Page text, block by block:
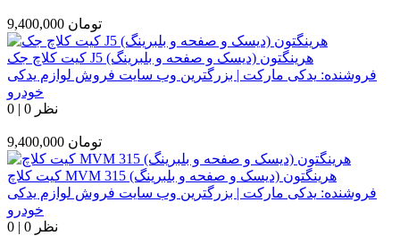
9,400,000 تومان
کیت کلاچ جک J5 هرینگتون (دیسک و صفحه و بلبرینگ)
فروشنده: یدکی مارکت | بزرگترین وب سایت فروش لوازم یدکی
خودرو
0 | 0 نظر
9,400,000 تومان
کیت کلاچ MVM 315 هرینگتون (دیسک و صفحه و بلبرینگ)
فروشنده: یدکی مارکت | بزرگترین وب سایت فروش لوازم یدکی
خودرو
0 | 0 نظر